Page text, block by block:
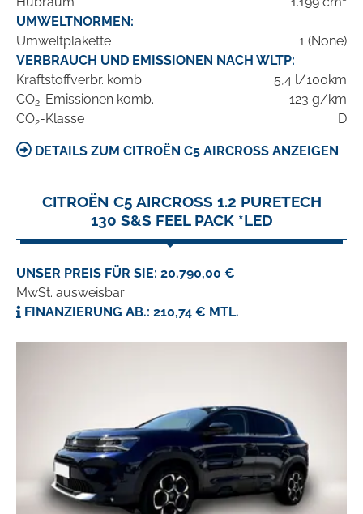
UMWELTNORMEN:
Umweltplakette
1 (None)
VERBRAUCH UND EMISSIONEN NACH WLTP:
Kraftstoffverbr. komb.
5,4 l/100km
CO2-Emissionen komb.
123 g/km
CO2-Klasse D
DETAILS ZUM CITROËN C5 AIRCROSS ANZEIGEN
CITROËN C5 AIRCROSS 1.2 PURETECH
130 S&S FEEL PACK *LED
UNSER PREIS FÜR SIE: 20.790,00 €
MwSt. ausweisbar
FINANZIERUNG AB.: 210,74 € MTL.